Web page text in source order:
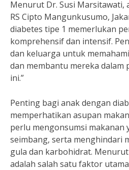
Menurut Dr. Susi Marsitawati,
RS Cipto Mangunkusumo,
diabetes tipe 1 memerlukan
komprehensif dan intensif.
dan keluarga untuk
dan membantu mereka dalam
ini.”
Penting bagi anak dengan
memperhatikan asupan
perlu mengonsumsi makanan
seimbang, serta menghindari
gula dan karbohidrat. Menurut
adalah salah satu faktor